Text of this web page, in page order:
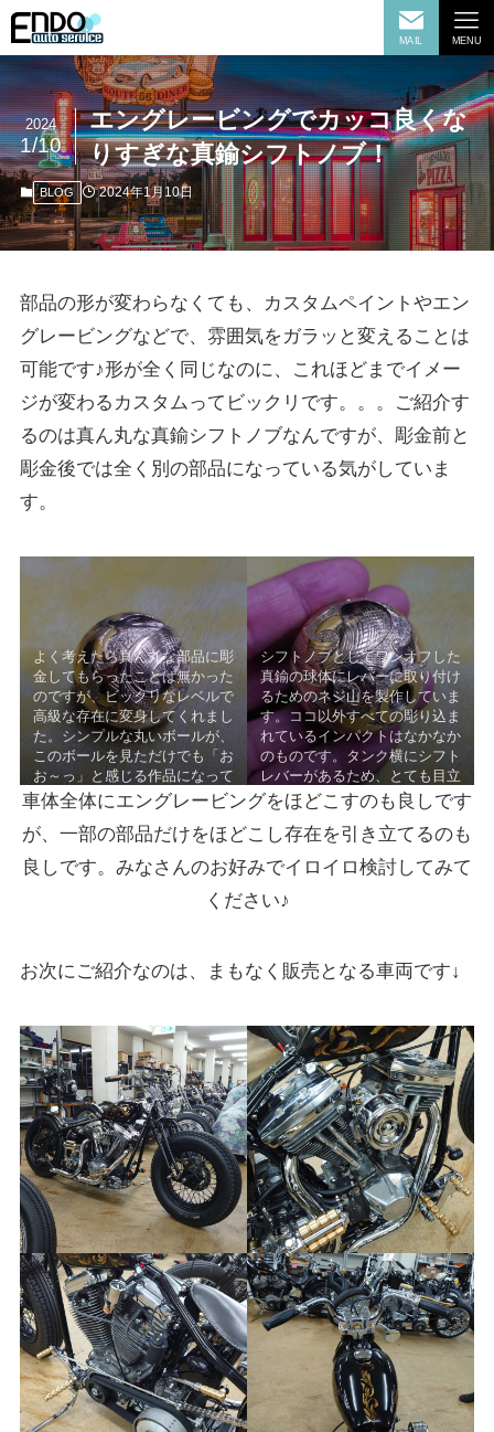
MAIL MENU
エングレービングでカッコ良くな
りすぎな真鍮シフトノブ！
2024
1/10
BLOG 2024年1月10日
部品の形が変わらなくても、カスタムペイントやエン
グレービングなどで、雰囲気をガラッと変えることは
可能です♪形が全く同じなのに、これほどまでイメー
ジが変わるカスタムってビックリです。。。ご紹介す
るのは真ん丸な真鍮シフトノブなんですが、彫金前と
彫金後では全く別の部品になっている気がしていま
す。
よく考えたら真ん丸な部品に彫
金してもらったことは無かった
のですが、ビックリなレベルで
高級な存在に変身してくれまし
た。シンプルな丸いボールが、
このボールを見ただけでも「お
お～っ」と感じる作品になって
います！
シフトノブとしてワンオフした
真鍮の球体にレバーに取り付け
るためのネジ山を製作していま
す。ココ以外すべての彫り込ま
れているインパクトはなかなか
のものです。タンク横にシフト
レバーがあるため、とても目立
つ存在となるでしょう。
車体全体にエングレービングをほどこすのも良しです
が、一部の部品だけをほどこし存在を引き立てるのも
良しです。みなさんのお好みでイロイロ検討してみて
ください♪
お次にご紹介なのは、まもなく販売となる車両です↓